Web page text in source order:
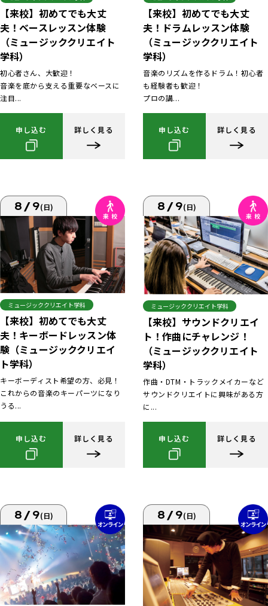
【来校】初めてでも大丈
夫！ベースレッスン体験
（ミュージッククリエイト
学科）
初心者さん、大歓迎！
音楽を底から支える重要なベースに
注目...
申し込む 詳しく見る
【来校】初めてでも大丈
夫！ドラムレッスン体験
（ミュージッククリエイト
学科）
音楽のリズムを作るドラム！初心者
も経験者も歓迎！
プロの講...
申し込む 詳しく見る
8/9(日)
ミュージッククリエイト学科
【来校】初めてでも大丈
夫！キーボードレッスン体
験（ミュージッククリエイ
ト学科）
キーボーディスト希望の方、必見！
これからの音楽のキーパーツになり
うる...
申し込む 詳しく見る
8/9(日)
ミュージッククリエイト学科
【来校】サウンドクリエイ
ト！作曲にチャレンジ！
（ミュージッククリエイト
学科）
作曲・DTM・トラックメイカーなど
サウンドクリエイトに興味がある方
に...
申し込む 詳しく見る
8/9(日) 8/9(日)